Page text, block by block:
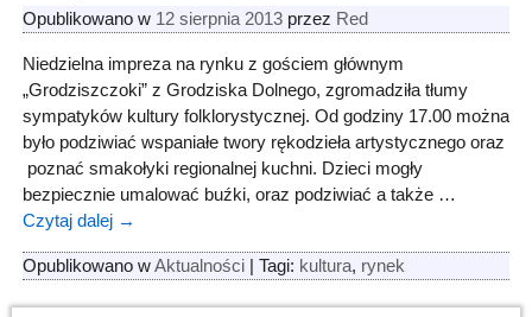
Opublikowano w 12 sierpnia 2013 przez Red
Niedzielna impreza na rynku z gościem głównym
„Grodziszczoki” z Grodziska Dolnego, zgromadziła tłumy
sympatyków kultury folklorystycznej. Od godziny 17.00 można
było podziwiać wspaniałe twory rękodzieła artystycznego oraz
poznać smakołyki regionalnej kuchni. Dzieci mogły
bezpiecznie umalować buźki, oraz podziwiać a także …
Czytaj dalej →
Opublikowano w Aktualności| Tagi: kultura, rynek